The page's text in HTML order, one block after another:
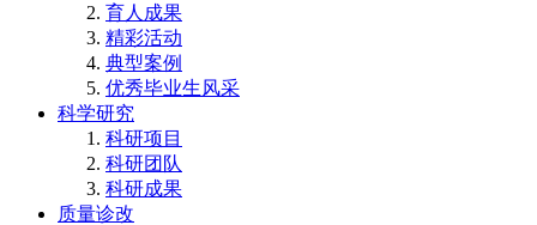
育人成果
精彩活动
典型案例
优秀毕业生风采
科学研究
科研项目
科研团队
科研成果
质量诊改